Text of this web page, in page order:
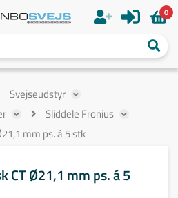
0
Svejseudstyr
Sliddele Fronius
mm ps. á 5 stk
CT Ø21,1 mm ps. á 5